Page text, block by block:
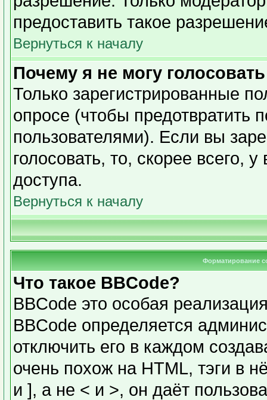
предоставить такое
Вернуться к началу
Почему я не могу
Только зарегистрированные
опросе (чтобы предотвратить
пользователями). Если вы
голосовать, то, скорее всего,
доступа.
Вернуться к началу
Форматирование
Что такое BBCode?
BBCode это особая
BBCode определяется
отключить его в каждом
очень похож на HTML, тэги в
и ], а не < и >, он даёт